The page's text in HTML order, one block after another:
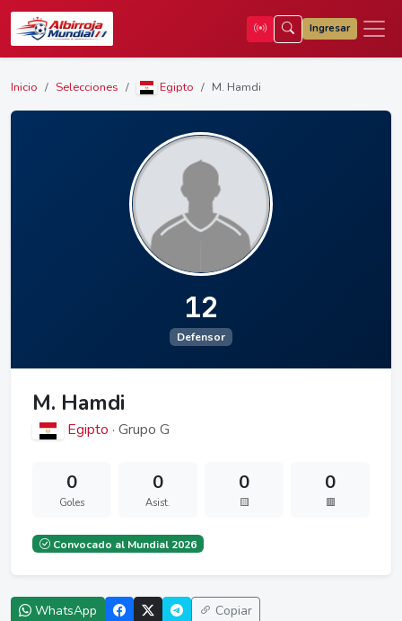
Ingresar
Inicio Selecciones Egipto M. Hamdi
12
Defensor
M. Hamdi
Egipto · Grupo G
0
Goles
0
Asist.
0
🟨
0
🟥
Convocado al Mundial 2026
WhatsApp Copiar